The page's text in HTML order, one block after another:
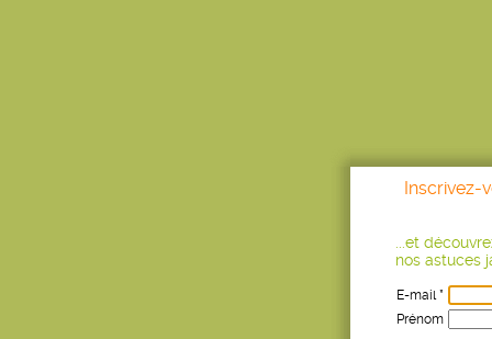
Inscrivez-
...et
nos astuces
E-mail *
Prénom